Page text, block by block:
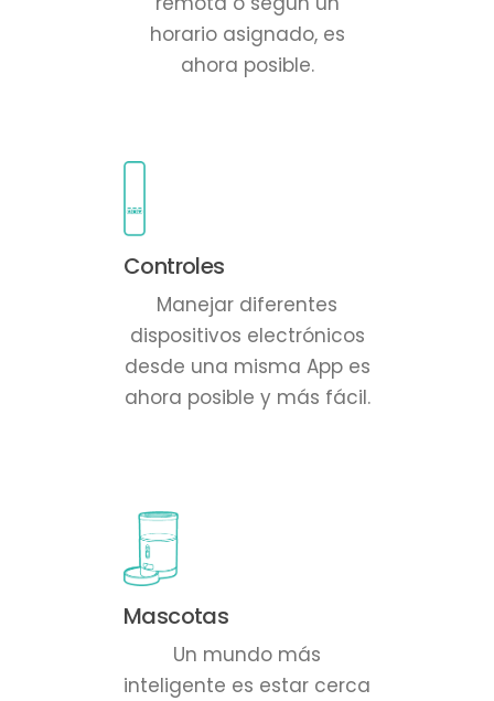
horario asignado, es
ahora posible.
Controles
Manejar diferentes
dispositivos electrónicos
desde una misma App es
ahora posible y más fácil.
Mascotas
Un mundo más
inteligente es estar cerca